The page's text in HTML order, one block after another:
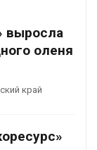
выросла
оленя
край